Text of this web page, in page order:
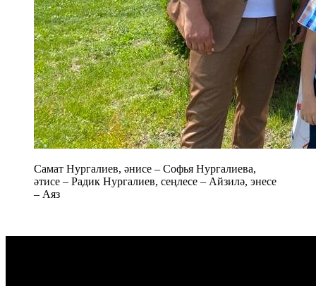
Самат Нургалиев, әнисе – Софья Нургалиева,
әтисе – Радик Нургалиев, сеңлесе – Айзилә, энесе
– Аяз